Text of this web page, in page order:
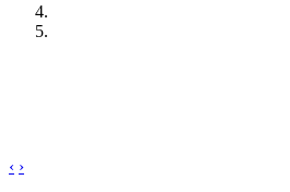
‹ ›